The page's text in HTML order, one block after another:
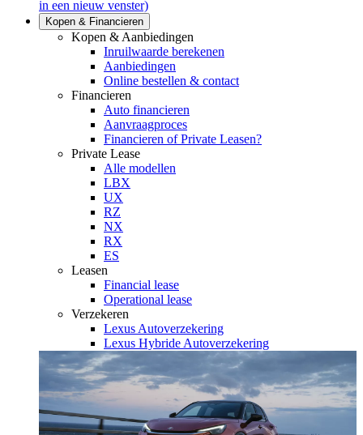
in een nieuw venster)
Kopen & Financieren
Kopen & Aanbiedingen
Inruilwaarde berekenen
Aanbiedingen
Online bestellen & contact
Financieren
Auto financieren
Aanvraagproces
Financieren of Private Leasen?
Private Lease
Alle modellen
LBX
UX
RZ
NX
RX
ES
Leasen
Financial lease
Operational lease
Verzekeren
Lexus Autoverzekering
Lexus Hybride Autoverzekering